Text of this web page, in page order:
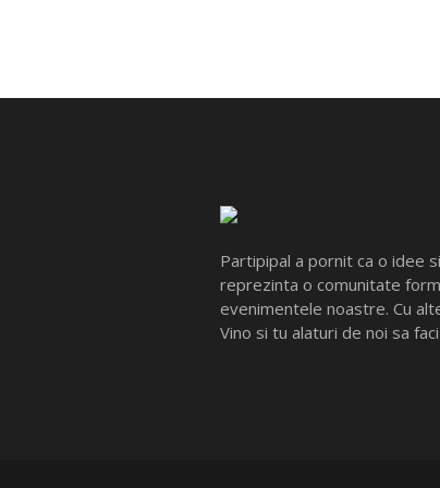
Partipipal a pornit ca o idee
reprezinta o comunitate
evenimentele noastre. Cu
Vino si tu alaturi de noi sa